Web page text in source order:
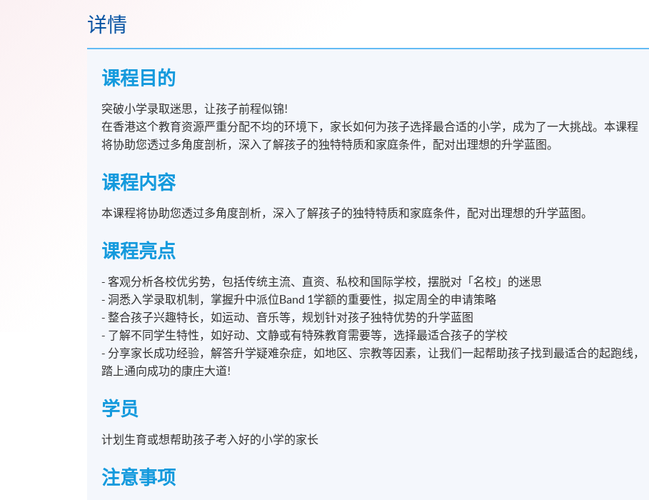
详情
课程目的
突破小学录取迷思，让孩子前程似锦!
在香港这个教育资源严重分配不均的环境下，家长如何为孩子选择最合适的小学，成为了一大挑战。本课程
将协助您透过多角度剖析，深入了解孩子的独特特质和家庭条件，配对出理想的升学蓝图。
课程内容
本课程将协助您透过多角度剖析，深入了解孩子的独特特质和家庭条件，配对出理想的升学蓝图。
课程亮点
- 客观分析各校优劣势，包括传统主流、直资、私校和国际学校，摆脱对「名校」的迷思
- 洞悉入学录取机制，掌握升中派位Band 1学额的重要性，拟定周全的申请策略
- 整合孩子兴趣特长，如运动、音乐等，规划针对孩子独特优势的升学蓝图
- 了解不同学生特性，如好动、文静或有特殊教育需要等，选择最适合孩子的学校
- 分享家长成功经验，解答升学疑难杂症，如地区、宗教等因素，让我们一起帮助孩子找到最适合的起跑线，
踏上通向成功的康庄大道!
学员
计划生育或想帮助孩子考入好的小学的家长
注意事项